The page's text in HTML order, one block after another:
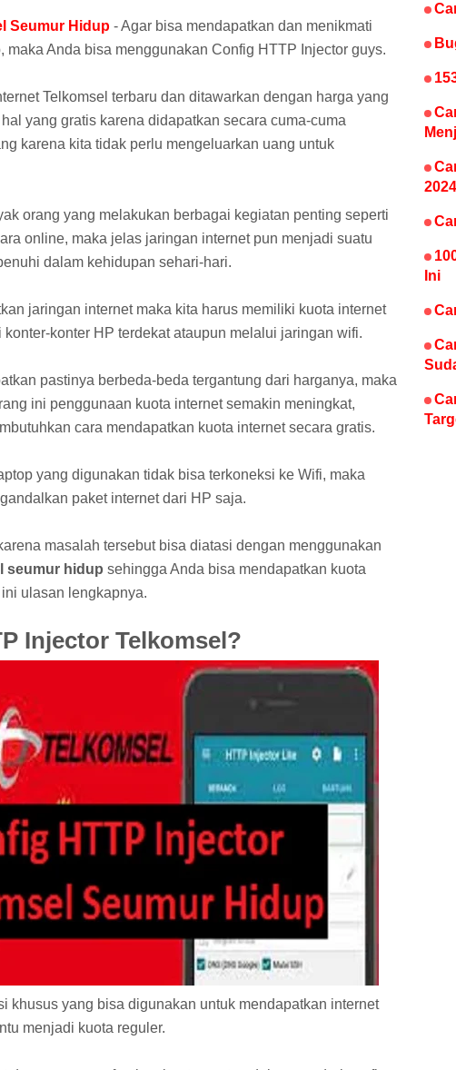
Seumur Hidup - Agar bisa mendapatkan dan menikmati
maka Anda bisa menggunakan Config HTTP Injector guys.
Telkomsel terbaru dan ditawarkan dengan harga yang
yang gratis karena didapatkan secara cuma-cuma
karena kita tidak perlu mengeluarkan uang untuk
orang yang melakukan berbagai kegiatan penting seperti
online, maka jelas jaringan internet pun menjadi suatu
dalam kehidupan sehari-hari.
jaringan internet maka kita harus memiliki kuota internet
konter HP terdekat ataupun melalui jaringan wifi.
pastinya berbeda-beda tergantung dari harganya, maka
ini penggunaan kuota internet semakin meningkat,
cara mendapatkan kuota internet secara gratis.
yang digunakan tidak bisa terkoneksi ke Wifi, maka
paket internet dari HP saja.
masalah tersebut bisa diatasi dengan menggunakan
seumur hidup sehingga Anda bisa mendapatkan kuota
ulasan lengkapnya.
Injector Telkomsel?
khusus yang bisa digunakan untuk mendapatkan internet
menjadi kuota reguler.
2024
Ini